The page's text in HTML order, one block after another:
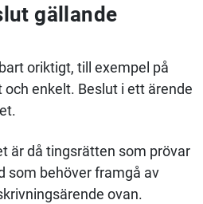
gällande
oriktigt, till exempel på
enkelt. Beslut i ett ärende
är då tingsrätten som prövar
som behöver framgå av
ovan.